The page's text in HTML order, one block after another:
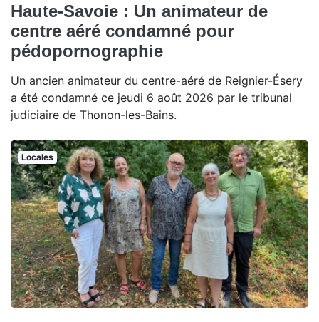
Haute-Savoie : Un animateur de
centre aéré condamné pour
pédopornographie
Un ancien animateur du centre-aéré de Reignier-Ésery
a été condamné ce jeudi 6 août 2026 par le tribunal
judiciaire de Thonon-les-Bains.
Locales